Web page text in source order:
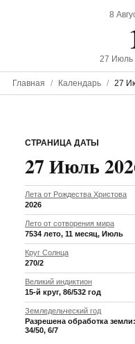
8
27 Июль
Главная Календарь 27
СТРАНИЦА ДАТЫ
27 Июль
Лета от Рождества Христова
2026
Лето от сотворения мира
7534 лето, 11 месяц, Июль
Круг Солнца
270/2
Великий индиктион
15-й круг, 86/532 год
Земледельческий год
Разрешена обработка земли:
34/50, 6/7